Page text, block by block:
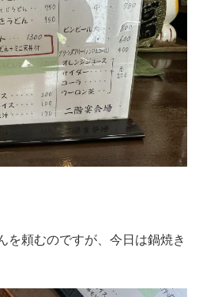
を頼むのですが、今日は鍋焼き